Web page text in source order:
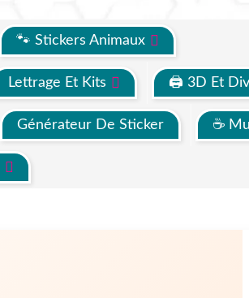
🐾 Stickers Animaux
Lettrage Et Kits 🖨 3D Et
Générateur De Sticker ☕